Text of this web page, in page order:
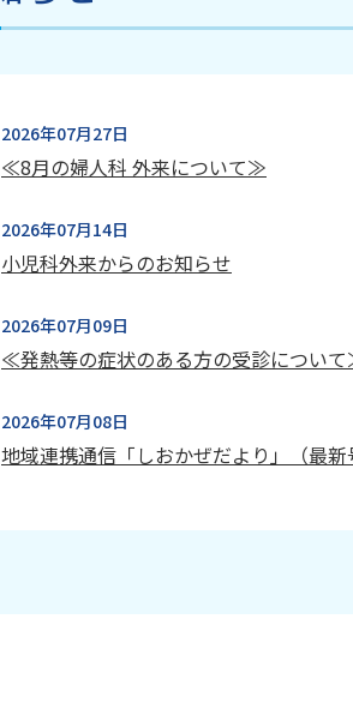
2026年07月27日
≪8月の婦人科 外来について≫
2026年07月14日
小児科外来からのお知らせ
2026年07月09日
≪発熱等の症状のある方の受診につい
2026年07月08日
地域連携通信「しおかぜだより」（最新